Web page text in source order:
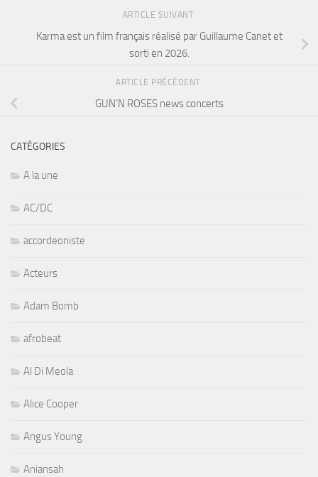
ARTICLE SUIVANT
Karma est un film français réalisé par Guillaume Canet et
sorti en 2026.
ARTICLE PRÉCÉDENT
GUN’N ROSES news concerts
CATÉGORIES
A la une
AC/DC
accordeoniste
Acteurs
Adam Bomb
afrobeat
Al Di Meola
Alice Cooper
Angus Young
Aniansah